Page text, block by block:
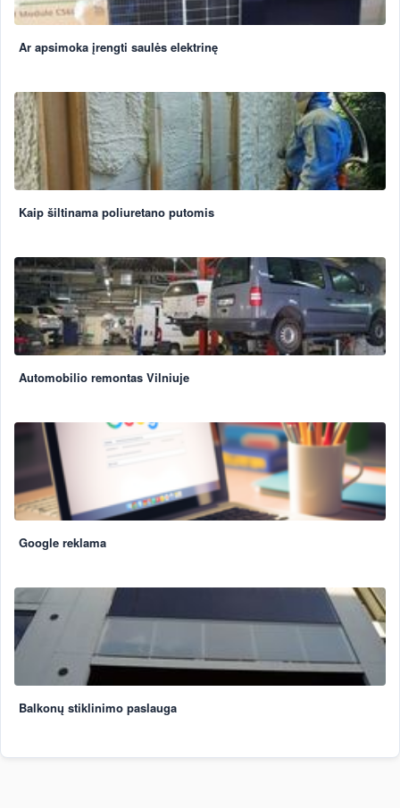
Ar apsimoka įrengti saulės elektrinę
Kaip šiltinama poliuretano putomis
Automobilio remontas Vilniuje
Google reklama
Balkonų stiklinimo paslauga